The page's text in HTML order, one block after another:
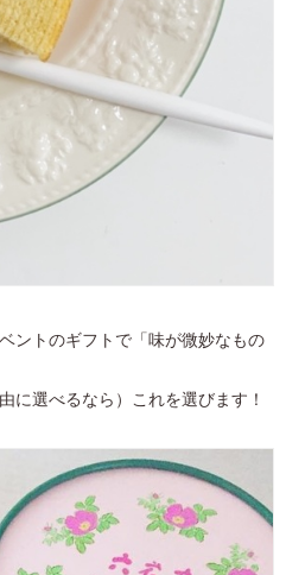
ントのギフトで「味が微妙なもの
に選べるなら）これを選びます！